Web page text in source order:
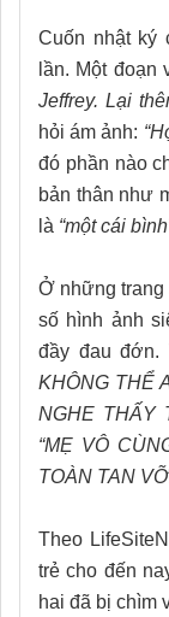
Cuốn nhật ký
lần. Một đoạn
Jeffrey. Lại
hỏi ám ảnh:
đó phần nào
bản thân như
là “một cái
Ở những trang
số hình ảnh
đầy đau đớn.
KHÔNG THỂ
NGHE THẤY
“MẸ VÔ
TOÀN TAN
Theo
trẻ cho đến
hai đã bị chìm